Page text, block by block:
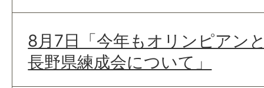
8月7日「今年もオリンピアン
長野県練成会について」